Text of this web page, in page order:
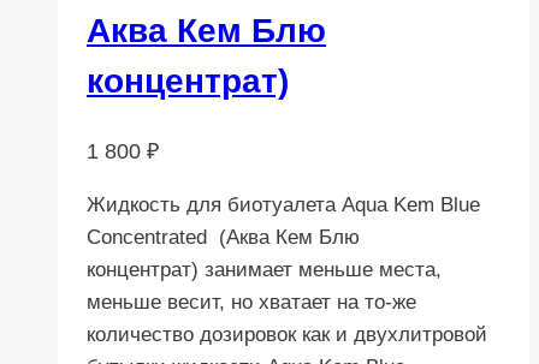
Аква Кем Блю
концентрат)
1 800 ₽
Жидкость для биотуалета Aqua Kem Blue
Concentrated (Аква Кем Блю
концентрат) занимает меньше места,
меньше весит, но хватает на то-же
количество дозировок как и двухлитровой